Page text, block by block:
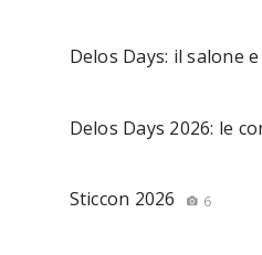
Delos Days: il salone
Delos Days 2026: le
Sticcon 2026 6